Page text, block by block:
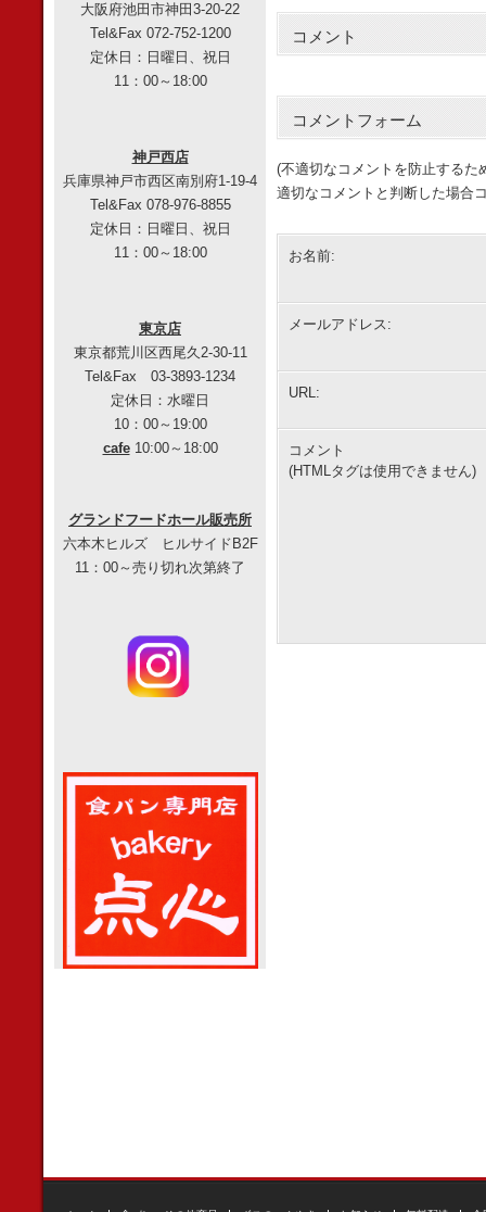
コメント
コメントフォーム
(不適切なコメントを防止するた
適切なコメントと判断した場合
お名前:
メールアドレス:
URL:
コメント
(HTMLタグは使用できません)
大阪府池田市神田3-20-22
Tel&Fax 072-752-1200
定休日：日曜日、祝日
11：00～18:00
神戸西店
兵庫県神戸市西区南別府1-19-4
Tel&Fax 078-976-8855
定休日：日曜日、祝日
11：00～18:00
東京店
東京都荒川区西尾久2-30-11
Tel&Fax 03-3893-1234
定休日：水曜日
10：00～19:00
cafe10:00～18:00
グランドフードホール販売所
六本木ヒルズ ヒルサイドB2F
11：00～売り切れ次第終了